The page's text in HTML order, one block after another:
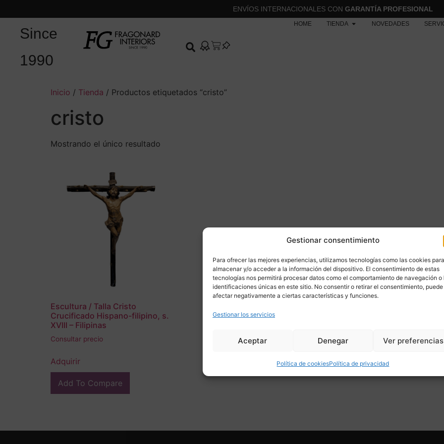
Gestionar consentimiento
Para ofrecer las mejores experiencias, utilizamos tecnologías como las cookies para
almacenar y/o acceder a la información del dispositivo. El consentimiento de estas
tecnologías nos permitirá procesar datos como el comportamiento de navegación o
identificaciones únicas en este sitio. No consentir o retirar el consentimiento, puede
afectar negativamente a ciertas características y funciones.
Gestionar los servicios
Aceptar Denegar Ver preferencias
Política de cookiesPolítica de privacidad
ENVÍOS INTERNACIONALES CON GARANTÍA PROFESIONAL
Since
1990
HOME TIENDA NOVEDADES
Inicio / Tienda / Productos etiquetados “cristo”
cristo
Mostrando el único resultado
Escultura / Talla Cristo
Crucificado Hispano-filipino, s.
XVIII – Filipinas
Consultar precio
Adquirir
Add To Compare